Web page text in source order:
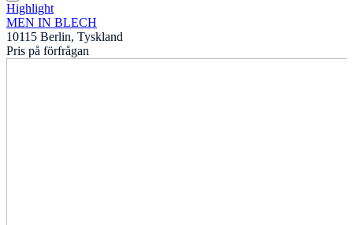
Highlight
MEN IN BLECH
10115 Berlin, Tyskland
Pris på förfrågan